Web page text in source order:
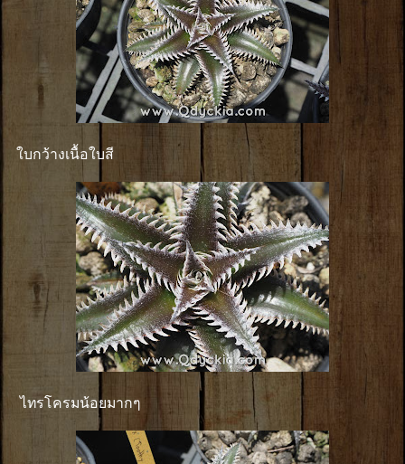
ใบกว้างเนื้อใบสี
ไทรโครมน้อยมากๆ